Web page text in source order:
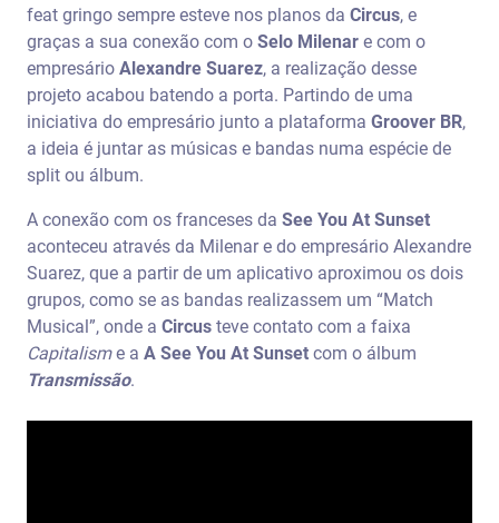
feat gringo sempre esteve nos planos da Circus, e
graças a sua conexão com o Selo Milenar e com o
empresário Alexandre Suarez, a realização desse
projeto acabou batendo a porta. Partindo de uma
iniciativa do empresário junto a plataforma Groover BR,
a ideia é juntar as músicas e bandas numa espécie de
split ou álbum.
A conexão com os franceses da See You At Sunset
aconteceu através da Milenar e do empresário Alexandre
Suarez, que a partir de um aplicativo aproximou os dois
grupos, como se as bandas realizassem um “Match
Musical”, onde a Circus teve contato com a faixa
Capitalisme a A See You At Sunset com o álbum
Transmissão.